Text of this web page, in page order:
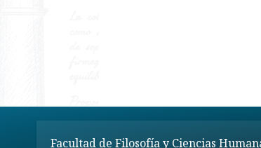
Facultad de Filosofía y Ciencias